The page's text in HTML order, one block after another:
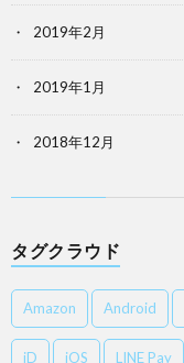
2019年2月
2019年1月
2018年12月
タグクラウド
Amazon Android
iD iOS LINE Pay